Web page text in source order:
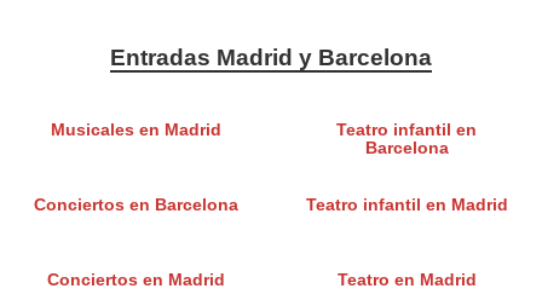
Entradas Madrid y Barcelona
Musicales en Madrid
Teatro infantil en
Barcelona
Conciertos en Barcelona Teatro infantil en Madrid
Conciertos en Madrid Teatro en Madrid